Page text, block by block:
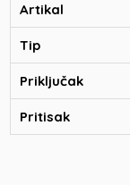
Artikal
Tip
Priključak
Pritisak